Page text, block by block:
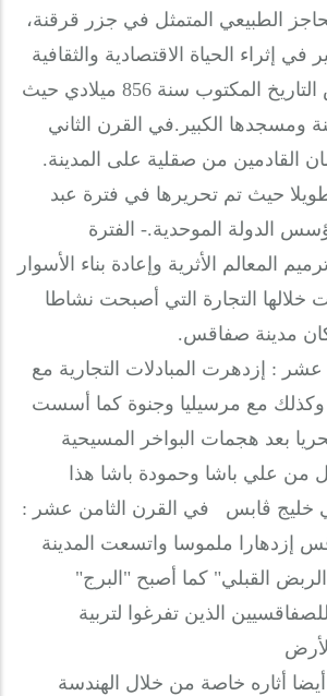
الطبيعي المتمثل في جزر قرقنة،
في إثراء الحياة الاقتصادية والثقافية
دخلت صفاقس التاريخ المكتوب سنة 856 ميلادي حيث
ومسجدها الكبير.في القرن الثاني
القادمين من صقلية على المدينة.
حيث تم تحريرها في فترة عبد
الدولة الموحدية.- الفترة
المعالم الأثرية وإعادة بناء الأسوار
خلالها التجارة التي أصبحت نشاطا
مدينة صفاقس.
: إزدهرت المبادلات التجارية مع
مع مرسيليا وجنوة كما أسست
بعد هجمات البواخر المسيحية
من علي باشا وحمودة باشا هذا
خليج ڤابس
في القرن الثامن عشر :
إزدهارا ملموسا واتسعت المدينة
القبلي" كما أصبح "البرج"
الذين تفرغوا لتربية
أثاره خاصة من خلال الهندسة